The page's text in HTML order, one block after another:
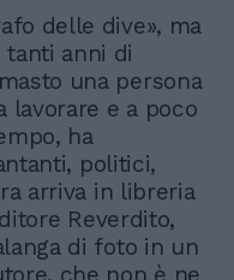
delle dive», ma
tanti anni di
una persona
lavorare e a poco
ha
politici,
arriva in libreria
Reverdito,
di foto in un